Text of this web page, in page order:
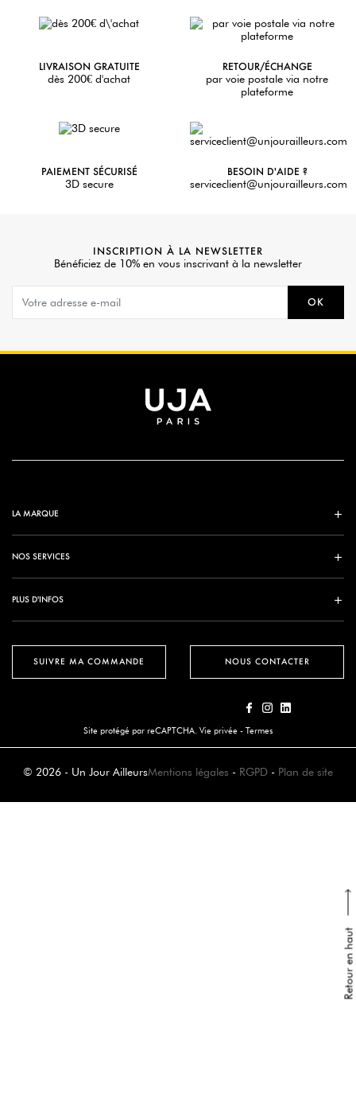
Retour en haut
LIVRAISON GRATUITE
dès 200€ d'achat
RETOUR/ÉCHANGE
par voie postale via notre
plateforme
PAIEMENT SÉCURISÉ
3D secure
BESOIN D'AIDE ?
serviceclient@unjourailleurs.com
INSCRIPTION À LA NEWSLETTER
Bénéficiez de 10% en vous inscrivant à la newsletter
OK
SUIVRE MA COMMANDE
LA MARQUE
NOS SERVICES
PLUS D'INFOS
NOUS CONTACTER
Site protégé par reCAPTCHA. Vie privée - Termes
© 2026 - Un Jour AilleursMentions légales - RGPD - Plan de site